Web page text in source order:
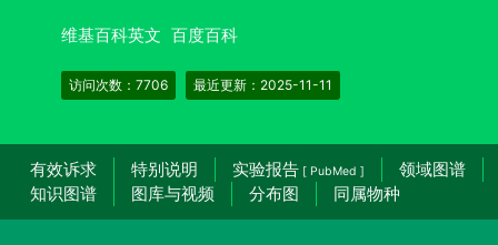
维基百科英文 百度百科
访问次数：7706 最近更新：2025-11-11
有效诉求 特别说明 实验报告 [ PubMed ]
领域图谱
知识图谱
图库与视频 分布图 同属物种